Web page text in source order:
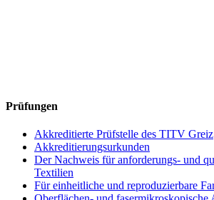
Prüfungen
Akkreditierte Prüfstelle des TITV Greiz
Akkreditierungsurkunden
Der Nachweis für anforderungs- und
Textilien
Für einheitliche und reproduzierbare